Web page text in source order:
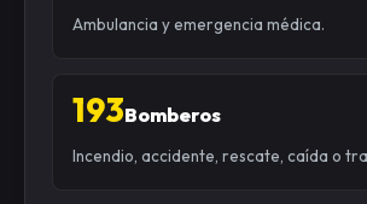
Ambulancia y emergencia médica.
193Bomberos
Incendio, accidente, rescate, caída o